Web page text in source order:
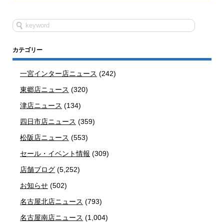
カテゴリー
一宮インター店ニュース (242)
東郷店ニュース (320)
津店ニュース (134)
四日市店ニュース (359)
松阪店ニュース (553)
セール・イベント情報 (309)
店舗ブログ (5,252)
お知らせ (502)
名古屋北店ニュース (793)
名古屋南店ニュース (1,004)